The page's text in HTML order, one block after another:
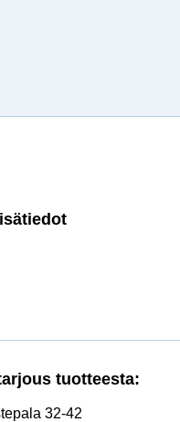
tuotteesta:
32-42